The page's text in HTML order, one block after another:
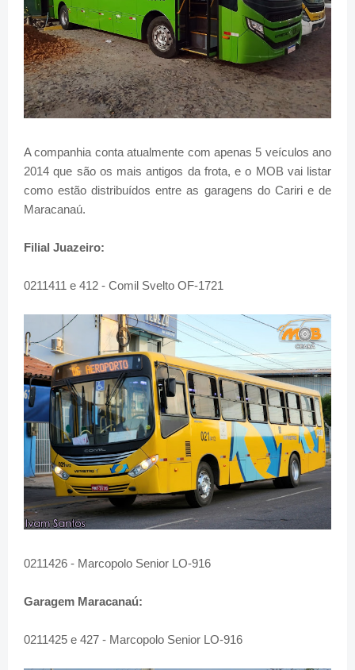
A companhia conta atualmente com apenas 5 veículos ano
2014 que são os mais antigos da frota, e o MOB vai listar
como estão distribuídos entre as garagens do Cariri e de
Maracanaú.
Filial Juazeiro:
0211411 e 412 - Comil Svelto OF-1721
0211426 - Marcopolo Senior LO-916
Garagem Maracanaú:
0211425 e 427 - Marcopolo Senior LO-916